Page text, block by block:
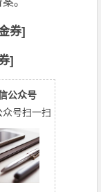
券]
]
公众号
号扫一扫